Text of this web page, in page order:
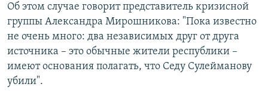
Об этом случае говорит представитель кризисной
группы Александра Мирошникова: "Пока известно
не очень много: два независимых друг от друга
источника – это обычные жители республики –
имеют основания полагать, что Седу Сулейманову
убили".